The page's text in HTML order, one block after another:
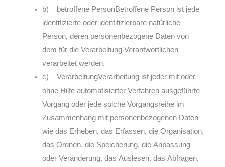
b) betroffene PersonBetroffene Person ist jede
identifizierte oder identifizierbare natürliche
Person, deren personenbezogene Daten von
dem für die Verarbeitung Verantwortlichen
verarbeitet werden.
c) VerarbeitungVerarbeitung ist jeder mit oder
ohne Hilfe automatisierter Verfahren ausgeführte
Vorgang oder jede solche Vorgangsreihe im
Zusammenhang mit personenbezogenen Daten
wie das Erheben, das Erfassen, die Organisation,
das Ordnen, die Speicherung, die Anpassung
oder Veränderung, das Auslesen, das Abfragen,